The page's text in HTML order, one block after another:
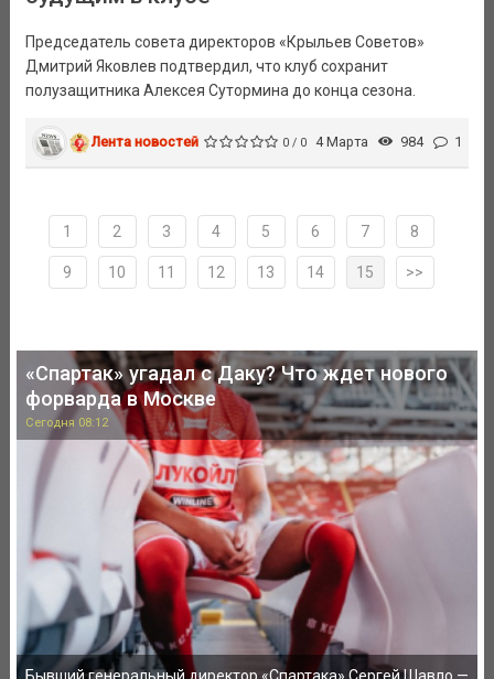
Председатель совета директоров «Крыльев Советов»
Дмитрий Яковлев подтвердил, что клуб сохранит
полузащитника Алексея Сутормина до конца сезона.
Лента новостей 0 / 0 4 Марта 984 1
1 2 3 4 5 6 7 8
9 10 11 12 13 14 15 >>
«Спартак» угадал с Даку? Что ждет нового
форварда в Москве
Сегодня 08:12